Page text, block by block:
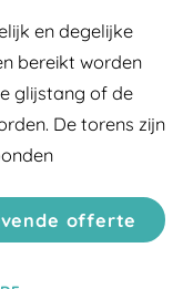
en degelijke
bereikt worden
glijstang of de
De torens zijn
offerte